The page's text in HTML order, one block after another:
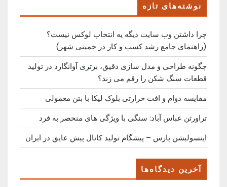
نوشته‌های تازه
چرا داشتن وب سایت دیگه یه انتخاب لوکس نیست؟
(راهنمای جامع رشد کسب ‌و کار در خمینی ‌شهر)
چگونه طراحی و مدل سازی دقیق، برتری آوانگارد در تولید
قطعات سنگ شکن را رقم می زند؟
مقایسه دوام و افت حرارتی بلوک لیکا با بتن معمولی
تراورتن عباس آباد: سنگی با ویژگی های منحصر به فرد
اینسولیشن پارس – پیشگام تولید کانال پیش عایق در ایران
آخرین دیدگاه‌ها